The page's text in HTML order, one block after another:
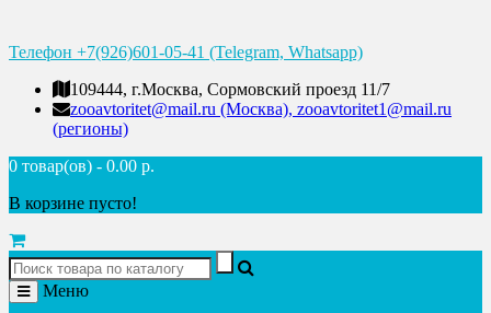
Телефон +7(926)601-05-41 (Telegram, Whatsapp)
109444, г.Москва, Сормовский проезд 11/7
zooavtoritet@mail.ru (Москва), zooavtoritet1@mail.ru
(регионы)
0 товар(ов) - 0.00 р.
В корзине пусто!
Меню